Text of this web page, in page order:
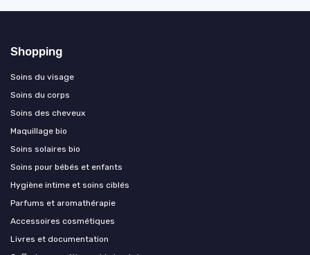
Shopping
Soins du visage
Soins du corps
Soins des cheveux
Maquillage bio
Soins solaires bio
Soins pour bébés et enfants
Hygiène intime et soins ciblés
Parfums et aromathérapie
Accessoires cosmétiques
Livres et documentation